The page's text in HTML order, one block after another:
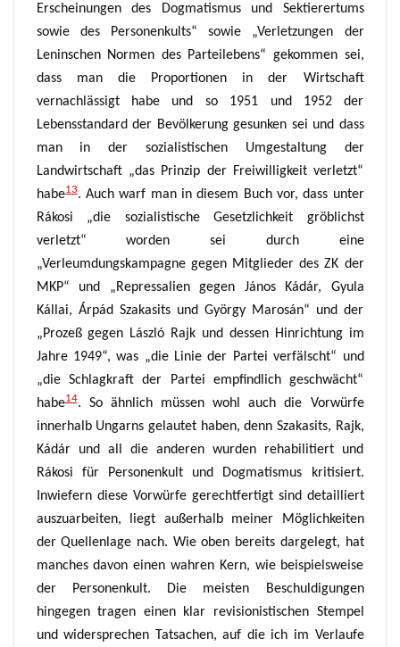
Erscheinungen des Dogmatismus und Sektierertums
sowie des Personenkults“sowie „Verletzungen der
Leninschen Normen des Parteilebens“ gekommen sei,
dass man die Proportionen in der Wirtschaft
vernachlässigt habe und so 1951 und 1952 der
Lebensstandard der Bevölkerung gesunken sei und dass
man in der sozialistischen Umgestaltung der
Landwirtschaft „das Prinzip der Freiwilligkeit verletzt“
habe13. Auch warf man in diesem Buch vor, dass unter
Rákosi „die sozialistische Gesetzlichkeit gröblichst
verletzt“ worden sei durch eine
„Verleumdungskampagne gegen Mitglieder des ZK der
MKP“ und „Repressalien gegen János Kádár, Gyula
Kállai, Árpád Szakasits und György Marosán“ und der
„Prozeß gegen László Rajk und dessen Hinrichtung im
Jahre 1949“, was „die Linie der Partei verfälscht“ und
„die Schlagkraft der Partei empfindlich geschwächt“
habe14. So ähnlich müssen wohl auch die Vorwürfe
innerhalb Ungarns gelautet haben, denn Szakasits, Rajk,
Kádár und all die anderen wurden rehabilitiert und
Rákosi für Personenkult und Dogmatismus kritisiert.
Inwiefern diese Vorwürfegerechtfertigt sind detailliert
auszuarbeiten, liegt außerhalb meiner Möglichkeiten
der Quellenlage nach. Wie oben bereits dargelegt, hat
manches davon einen wahren Kern, wie beispielsweise
der Personenkult.
Die meisten Beschuldigungen
hingegen tragen einen klar revisionistischen Stempel
und widersprechen Tatsachen, auf die ich im Verlaufe